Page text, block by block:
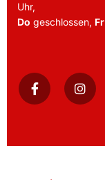
Uhr,
Do geschlossen, Fr